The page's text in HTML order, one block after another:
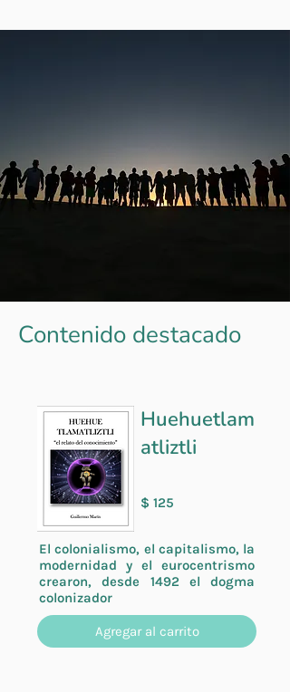
Contenido destacado
Huehuetlam
atliztli
$ 125
El colonialismo, el capitalismo, la
modernidad y el eurocentrismo
crearon, desde 1492 el dogma
colonizador
Agregar al carrito